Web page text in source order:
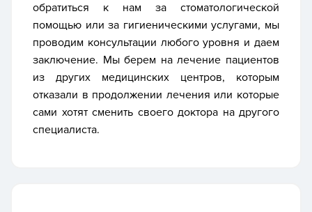
обратиться к нам за стоматологической
помощью или за гигиеническими услугами, мы
проводим консультации любого уровня и даем
заключение. Мы берем на лечение пациентов
из других медицинских центров, которым
отказали в продолжении лечения или которые
сами хотят сменить своего доктора на другого
специалиста.